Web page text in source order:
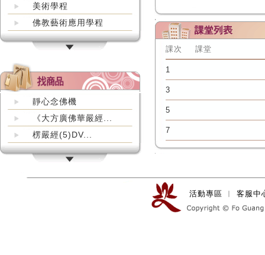
美術學程
佛教藝術應用學程
靜心念佛機
《大方廣佛華嚴經...
楞嚴經(5)DV...
課次 課堂
1
3
5
7
活動專區 ︱ 客服中